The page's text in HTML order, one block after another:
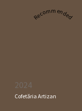
Recommended
2024
Cofetăria Artizan